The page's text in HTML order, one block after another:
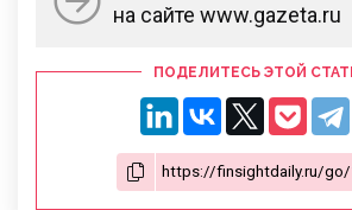
на сайте www.gazeta.ru
ПОДЕЛИТЕСЬ ЭТОЙ